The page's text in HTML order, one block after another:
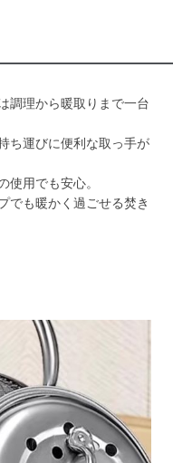
調理から暖取りまで一台
ち運びに便利な取っ手が
使用でも安心。
でも暖かく過ごせる焚き